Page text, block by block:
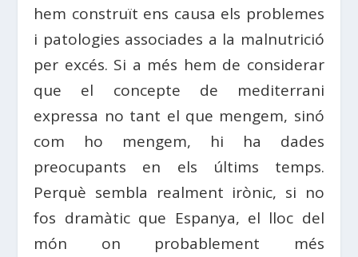
hem construït ens causa els problemes
i patologies associades a la malnutrició
per excés. Si a més hem de considerar
que el concepte de mediterrani
expressa no tant el que mengem, sinó
com ho mengem, hi ha dades
preocupants en els últims temps.
Perquè sembla realment irònic, si no
fos dramàtic que Espanya, el lloc del
món on probablement més